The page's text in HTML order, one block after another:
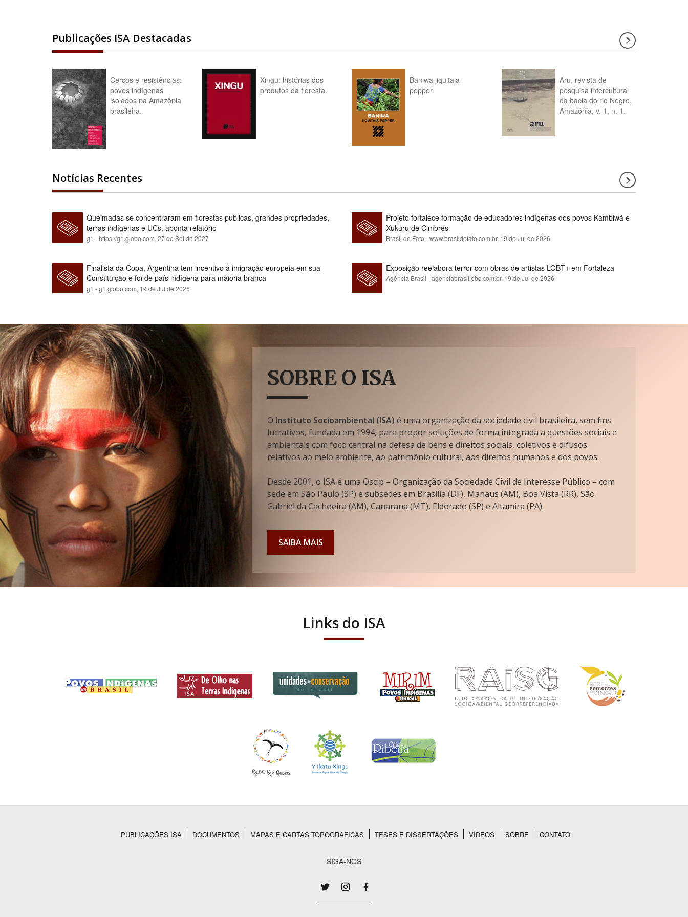
Publicações ISA Destacadas
Cercos e resistências:
povos indígenas
isolados na Amazônia
brasileira.
Xingu: histórias dos
produtos da floresta.
Baniwa jiquitaia
pepper.
Aru, revista de
pesquisa intercultural
da bacia do rio Negro,
Amazônia, v. 1, n. 1.
Notícias Recentes
Queimadas se concentraram em florestas públicas, grandes propriedades,
terras indígenas e UCs, aponta relatório
g1 - https://g1.globo.com, 27 de Set de 2027
Projeto fortalece formação de educadores indígenas dos povos Kambiwá e
Xukuru de Cimbres
Brasil de Fato - www.brasildefato.com.br, 19 de Jul de 2026
Finalista da Copa, Argentina tem incentivo à imigração europeia em sua
Constituição e foi de país indígena para maioria branca
g1 - g1.globo.com, 19 de Jul de 2026
Exposição reelabora terror com obras de artistas LGBT+ em Fortaleza
Agência Brasil - agenciabrasil.ebc.com.br, 19 de Jul de 2026
SOBRE O ISA
O Instituto Socioambiental (ISA) é uma organização da sociedade civil brasileira, sem fins
lucrativos, fundada em 1994, para propor soluções de forma integrada a questões sociais e
ambientais com foco central na defesa de bens e direitos sociais, coletivos e difusos
relativos ao meio ambiente, ao patrimônio cultural, aos direitos humanos e dos povos.
Desde 2001, o ISA é uma Oscip – Organização da Sociedade Civil de Interesse Público – com
sede em São Paulo (SP) e subsedes em Brasília (DF), Manaus (AM), Boa Vista (RR), São
Gabriel da Cachoeira (AM), Canarana (MT), Eldorado (SP) e Altamira (PA).
SAIBA MAIS
Links do ISA
PUBLICAÇÕES ISA DOCUMENTOS MAPAS E CARTAS TOPOGRAFICAS TESES E DISSERTAÇÕES VÍDEOS SOBRE CONTATO
SIGA-NOS